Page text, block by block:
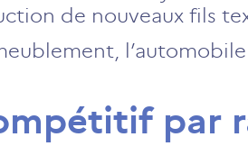
de nouveaux fils
par